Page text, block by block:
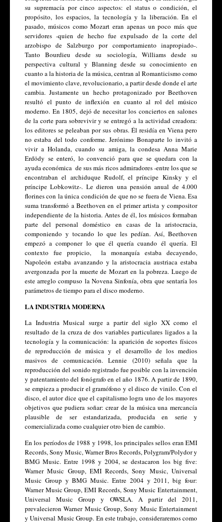
su supremacía por cinco aspectos: el status o condición, el
propósito, los espacios, la tecnología y la liberación. En el
pasado, músicos como Mozart eran apenas un poco más que
servidores -quien de hecho fue expulsado de la corte del
arzobispo de Salzburgo por comportamiento inapropiado-.
Tanto Bourdieu desde su sociología, Williams desde su
perspectiva cultural y Blanning desde su conocimiento en
cuanto a la historia de la música, centran al Romanticismo como
el movimiento clave, revolucionario, a partir desde donde el arte
cambia. Justamente un hecho protagonizado por Beethoven
resultó el punto de inflexión en cuanto al rol del músico
moderno. En 1805, dejó de necesitar los conciertos en salones
de la corte para sobrevivir y se entregó a la actividad creadora:
los editores se peleaban por sus obras. Él residía en Viena pero
no estaba del todo conforme. Jerónimo Bonaparte lo invitó a
vivir a Holanda, cuando su amiga, la condesa Anna Marie
Erdödy se enteró, lo convenció para que se quedara con la
ayuda económica  de sus más ricos admiradores -entre los que se
encontraban el archiduque Rudolf, el príncipe Kinsky y el
príncipe Lobkowitz-. Le dieron una pensión anual de 4.000
florines con la única condición de que no se fuera de Viena. Esa
suma transformó a Beethoven en el primer artista y compositor
independiente de la historia. Antes de él, los músicos formaban
parte del personal doméstico en casas de la aristocracia,
componiendo y tocando lo que les pedían. Así, Beethoven
empezó a componer lo que él quería cuando él quería. El
contexto fue propicio,  la monarquía estaba decayendo,
Napoleón estaba avanzando y la aristocracia austriaca estaba
avergonzada por la muerte de Mozart en la pobreza. Luego de
este arreglo compuso la Novena Sinfonía, obra que sentaría los
parámetros de tiempo para el disco moderno.
LA INDUSTRIA MODERNA
La Industria Musical surge a partir del siglo XX como el
resultado de la cruza de dos variables particulares ligados a la
tecnología y la comunicación: la aparición de soportes físicos
de reproducción de música y el desarrollo de los medios
masivos de comunicación. Lennie (2010) señala que la
reproducción del sonido registrado fue posible con la invención
y patentamiento del fonógrafo en el año 1876. A partir de 1890,
se empieza a producir el gramófono y el disco de vinilo. Con el
disco, el autor dice que el capitalismo logra uno de los mayores
objetivos que pudiera soñar: crear de la música una mercancía
plausible de ser estandarizada, producida en serie y
comercializada como cualquier otro bien de cambio.
En los períodos de 1988 y 1998, los principales sellos eran EMI
Records, Sony Music, Warner Bros Records, Polygram/Polydor y
BMG Music. Entre 1998 y 2004, se destacaron los big five:
Warner Music Group, EMI Records, Sony Music, Universal
Music Group y BMG Music. Entre 2004 y 2011, big four:
Warner Music Group, EMI Records, Sony Music Entertainment,
Universal Music Group y OWSLA. A partir del 2011,
prevalecieron Warner Music Group, Sony Music Entertainment
y Universal Music Group. En este trabajo, consideraremos como